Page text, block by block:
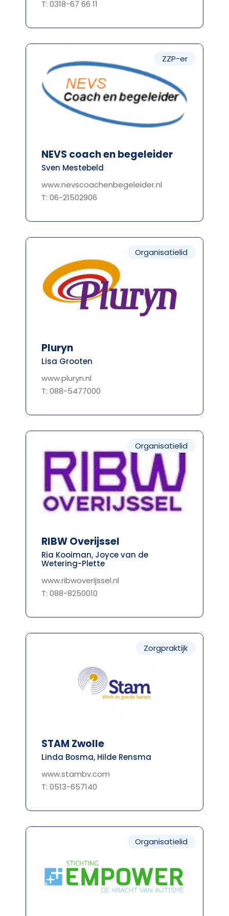
T: 0318-67 66 11
ZZP-er
NEVS coach en begeleider
Sven Mestebeld
www.nevscoachenbegeleider.nl
T: 06-21502906
Organisatielid
Pluryn
Lisa Grooten
www.pluryn.nl
T: 088-5477000
Organisatielid
RIBW Overijssel
Ria Kooiman, Joyce van de
Wetering-Plette
www.ribwoverijssel.nl
T: 088-8250010
Zorgpraktijk
STAM Zwolle
Linda Bosma, Hilde Rensma
www.stambv.com
T: 0513-657140
Organisatielid